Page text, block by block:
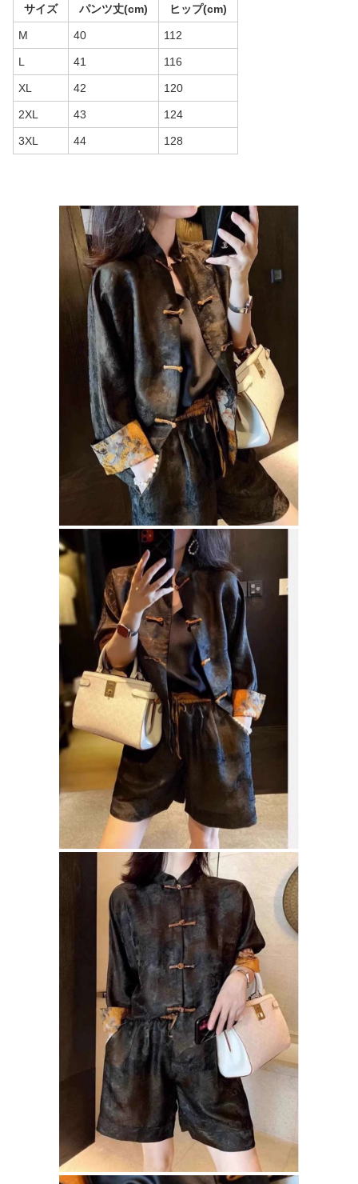
サイズ パンツ丈(cm) ヒップ(cm)
M 40 112
L 41 116
XL 42 120
2XL 43 124
3XL 44 128